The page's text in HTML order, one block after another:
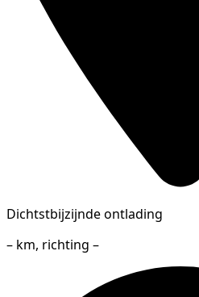
Dichtstbijzijnde ontlading
– km, richting –